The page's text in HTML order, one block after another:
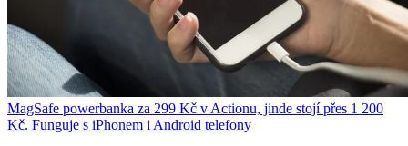
MagSafe powerbanka za 299 Kč v Actionu, jinde stojí přes 1 200
Kč. Funguje s iPhonem i Android telefony